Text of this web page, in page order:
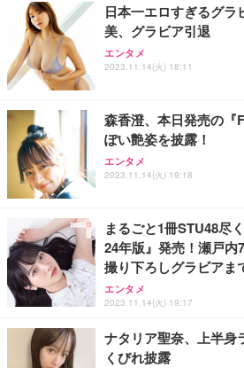
務用 おしゃれ パソコンチ
ANDWINT オフィスチェア
ッシュ 通気性 ランバーサ
ス圧無段階昇降 360度回転
【MiniLED/24.5inch/
HOOTER Gaming
グモニター QD 24.5インチ
アイリスオーヤマ ペット
ュラー 200枚入【
日本一エロすぎるグ
美、グラビア引退
エンタメ
2023.11.14(火) 18:11
森香澄、本日発売の『
ぽい艶姿を披露！
エンタメ
2023.11.14(火) 19:18
まるごと1冊STU48尽
24年版』発売！瀬戸内
撮り下ろしグラビアま
エンタメ
2023.11.14(火) 19:17
ナタリア聖奈、上半身
くびれ披露